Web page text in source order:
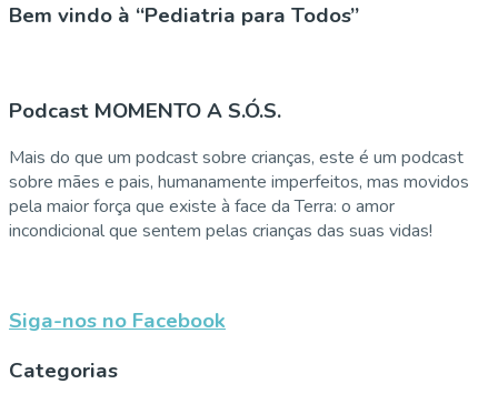
Bem vindo à “Pediatria para Todos”
Podcast MOMENTO A S.Ó.S.
Mais do que um podcast sobre crianças, este é um podcast
sobre mães e pais, humanamente imperfeitos, mas movidos
pela maior força que existe à face da Terra: o amor
incondicional que sentem pelas crianças das suas vidas!
Siga-nos no Facebook
Categorias